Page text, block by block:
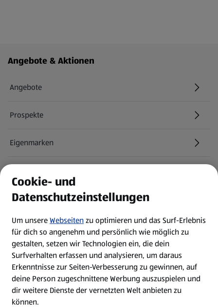
Fußzeilenmenü - weitere Links
Angebote & Aktionen
Angebote
Prospekte
Eigenmarken
Newsletter
WhatsApp
Über ALDI SÜD
Filialen
Cookie- und
Datenschutzeinstellungen
Um unsereWebseitenzu optimieren und das Surf-Erlebnis
für dich so angenehm und persönlich wie möglich zu
gestalten, setzen wir Technologien ein, die dein
Surfverhalten erfassen und analysieren, um daraus
Erkenntnisse zur Seiten-Verbesserung zu gewinnen, auf
deine Person zugeschnittene Werbung auszuspielen und
dir weitere Dienste der vernetzten Welt anbieten zu
können.